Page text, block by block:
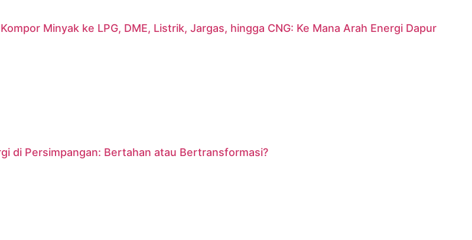
Minyak ke LPG, DME, Listrik, Jargas, hingga CNG: Ke Mana Arah Energi Dapur
di Persimpangan: Bertahan atau Bertransformasi?